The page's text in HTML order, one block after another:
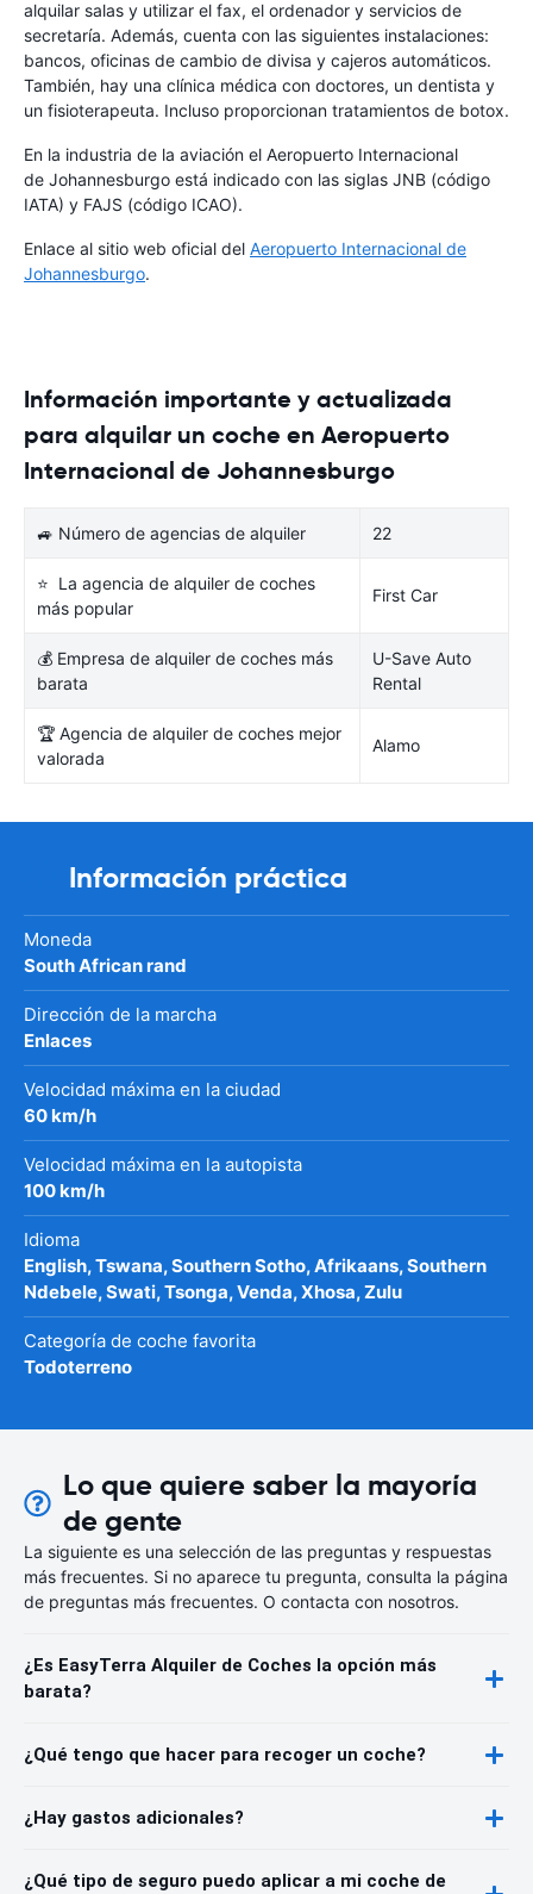
alquilar salas y utilizar el fax, el ordenador y servicios de
secretaría. Además, cuenta con las siguientes instalaciones:
bancos, oficinas de cambio de divisa y cajeros automáticos.
También, hay una clínica médica con doctores, un dentista y
un fisioterapeuta. Incluso proporcionan tratamientos de botox.
En la industria de la aviación el Aeropuerto Internacional
de Johannesburgo está indicado con las siglas JNB (código
IATA) y FAJS (código ICAO).
Enlace al sitio web oficial del Aeropuerto Internacional de
Johannesburgo.
Información importante y actualizada
para alquilar un coche en Aeropuerto
Internacional de Johannesburgo
🚙 Número de agencias de alquiler 22
⭐ La agencia de alquiler de coches
más popular
First Car
💰 Empresa de alquiler de coches más
barata
U-Save Auto
Rental
🏆 Agencia de alquiler de coches mejor
valorada
Alamo
Información práctica
Moneda
South African rand
Dirección de la marcha
Enlaces
Velocidad máxima en la ciudad
60 km/h
Velocidad máxima en la autopista
100 km/h
Idioma
English, Tswana, Southern Sotho, Afrikaans, Southern
Ndebele, Swati, Tsonga, Venda, Xhosa, Zulu
Categoría de coche favorita
Todoterreno
Lo que quiere saber la mayoría
de gente
La siguiente es una selección de las preguntas y respuestas
más frecuentes. Si no aparece tu pregunta, consulta la página
de preguntas más frecuentes. O contacta con nosotros.
¿Es EasyTerra Alquiler de Coches la opción más
barata?
¿Qué tengo que hacer para recoger un coche?
¿Hay gastos adicionales?
¿Qué tipo de seguro puedo aplicar a mi coche de